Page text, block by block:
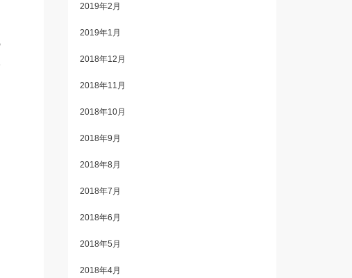
2019年2月
2019年1月
2018年12月
2018年11月
2018年10月
2018年9月
2018年8月
2018年7月
2018年6月
2018年5月
2018年4月